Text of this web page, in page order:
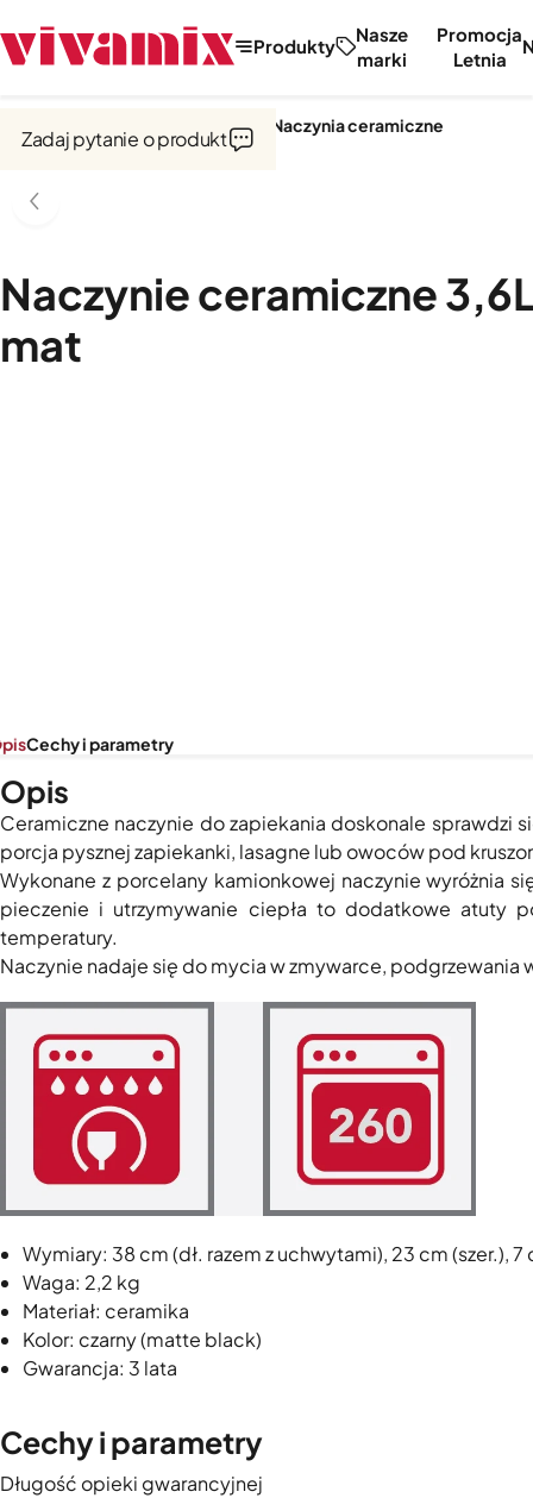
Produkty
Nasze
marki
Promocja
Letnia
Garnki i naczynia Naczynia ceramiczne
Naczynie ceramiczne
mat
Zadaj pytanie o produkt
Cechy i parametry
Opis
Ceramiczne naczynie do zapiekania doskonale sprawdzi
porcja pysznej zapiekanki, lasagne lub owoców pod
Wykonane z porcelany kamionkowej naczynie wyróżnia
pieczenie i utrzymywanie ciepła to dodatkowe atuty
temperatury.
Naczynie nadaje się do mycia w zmywarce,
Wymiary: 38 cm (dł. razem z uchwytami), 23 cm (szer.), 7
Waga: 2,2 kg
Materiał: ceramika
Kolor: czarny (matte black)
Gwarancja: 3 lata
Cechy i parametry
Długość opieki gwarancyjnej